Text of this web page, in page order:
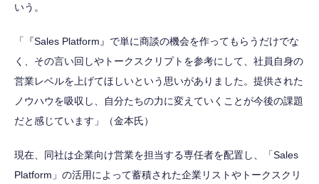
いう。
「『Sales Platform』で単に商談の機会を作ってもらうだけでな
く、その言い回しやトークスクリプトを参考にして、社員自身の
営業レベルを上げてほしいという思いがありました。提供された
ノウハウを吸収し、自分たちの力に変えていくことが今後の課題
だと感じています」（金本氏）
現在、同社は企業向け営業を担当する専任者を配置し、「Sales
Platform」の活用によって蓄積された企業リストやトークスクリ